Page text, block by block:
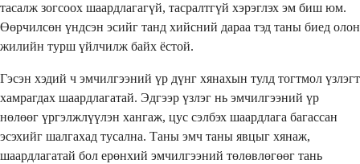
тасалж зогсоох шаардлагагүй, тасралтгүй хэрэглэх эм биш юм.
Өөрчилсөн үндсэн эсийг танд хийсний дараа тэд таны биед олон
жилийн турш үйлчилж байх ёстой.
Гэсэн хэдий ч эмчилгээний үр дүнг хянахын тулд тогтмол үзлэгт
хамрагдах шаардлагатай. Эдгээр үзлэг нь эмчилгээний үр
нөлөөг үргэлжлүүлэн хангаж, цус сэлбэх шаардлага багассан
эсэхийг шалгахад тусална. Таны эмч таны явцыг хянаж,
шаардлагатай бол ерөнхий эмчилгээний төлөвлөгөөг тань